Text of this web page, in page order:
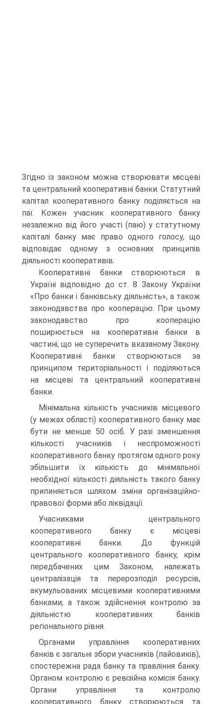
Згідно із законом мо­жна створювати місцеві
та центральний кооперативні банки. Статутний
капітал кооперативного банку поділяється на
паї. Кожен учасник кооперативного банку
незалежно від його участі (паю) у статутному
капіталі банку має право одного голосу, що
відповідає одному з основних принципів
діяльно­сті кооперативів.
Кооперативні банки створюються в
Україні відповідно до ст. 8 Закону України
«Про банки і банківську діяльність», а також
законодавства про кооперацію. При цьому
законо­давство про кооперацію
поширюється на кооперативні бан­ки в
частині, що не суперечить вказаному Закону.
Коопера­тивні банки створюються за
принципом територіальності і поділяються
на місцеві та центральний кооперативні
банки.
Мінімальна кількість учасників місцевого
(у межах обла­сті) кооперативного банку має
бути не менше 50 осіб. У разі зменшення
кількості учасників і неспроможності
коопера­тивного банку протягом одного року
збільшити їх кількість до мінімальної
необхідної кількості діяльність такого банку
припиняється шляхом зміни організаційно-
правової форми або ліквідації.
Учасниками центрального
кооперативного банку є місце­ві
кооперативні банки. До функцій
центрального кооперати­вного банку, крім
передбачених цим Законом, належать
централізація та перерозподіл ресурсів,
акумульованих міс­цевими кооперативними
банками, а також здійснення конт­ролю за
діяльністю кооперативних банків
регіонального рівня.
Органами управління кооперативних
банків є загальні збори учасників (пайовиків),
спостережна рада банку та правління банку.
Органом контролю є ревізійна комісія ба­нку.
Органи управління та контролю
кооперативного банку створюються та